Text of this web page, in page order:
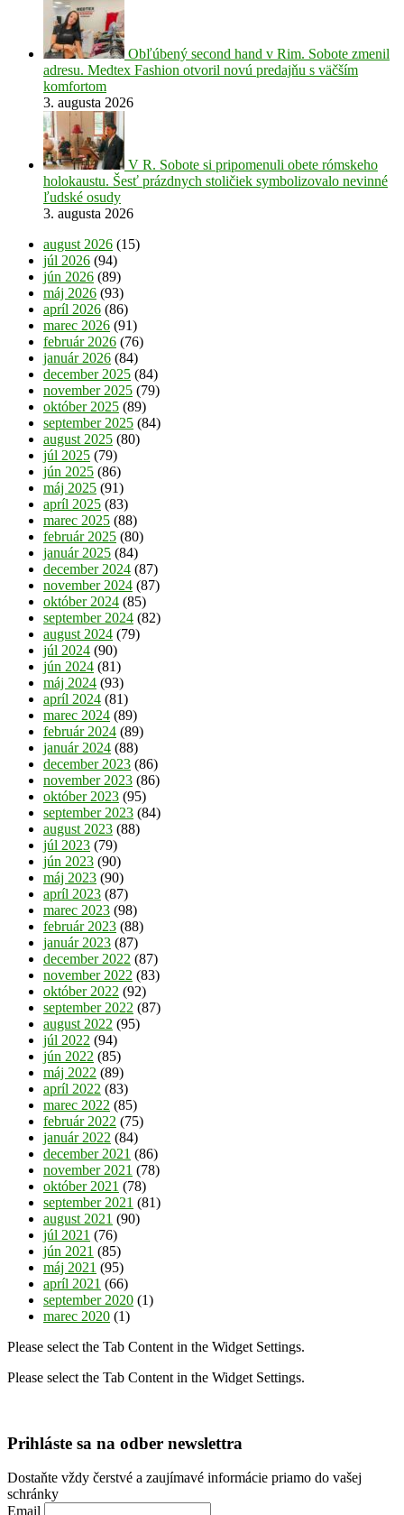
Obľúbený second hand v Rim. Sobote zmenil
adresu. Medtex Fashion otvoril novú predajňu s väčším
komfortom
3. augusta 2026
V R. Sobote si pripomenuli obete rómskeho
holokaustu. Šesť prázdnych stoličiek symbolizovalo nevinné
ľudské osudy
3. augusta 2026
august 2026 (15)
júl 2026 (94)
jún 2026 (89)
máj 2026 (93)
apríl 2026 (86)
marec 2026 (91)
február 2026 (76)
január 2026 (84)
december 2025 (84)
november 2025 (79)
október 2025 (89)
september 2025 (84)
august 2025 (80)
júl 2025 (79)
jún 2025 (86)
máj 2025 (91)
apríl 2025 (83)
marec 2025 (88)
február 2025 (80)
január 2025 (84)
december 2024 (87)
november 2024 (87)
október 2024 (85)
september 2024 (82)
august 2024 (79)
júl 2024 (90)
jún 2024 (81)
máj 2024 (93)
apríl 2024 (81)
marec 2024 (89)
február 2024 (89)
január 2024 (88)
december 2023 (86)
november 2023 (86)
október 2023 (95)
september 2023 (84)
august 2023 (88)
júl 2023 (79)
jún 2023 (90)
máj 2023 (90)
apríl 2023 (87)
marec 2023 (98)
február 2023 (88)
január 2023 (87)
december 2022 (87)
november 2022 (83)
október 2022 (92)
september 2022 (87)
august 2022 (95)
júl 2022 (94)
jún 2022 (85)
máj 2022 (89)
apríl 2022 (83)
marec 2022 (85)
február 2022 (75)
január 2022 (84)
december 2021 (86)
november 2021 (78)
október 2021 (78)
september 2021 (81)
august 2021 (90)
júl 2021 (76)
jún 2021 (85)
máj 2021 (95)
apríl 2021 (66)
september 2020 (1)
marec 2020 (1)
Please select the Tab Content in the Widget Settings.
Please select the Tab Content in the Widget Settings.
Prihláste sa na odber newslettra
Dostaňte vždy čerstvé a zaujímavé informácie priamo do vašej
schránky
Email